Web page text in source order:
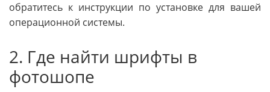
обратитесь к инструкции по установке для вашей
операционной системы.
2. Где найти шрифты в
фотошопе